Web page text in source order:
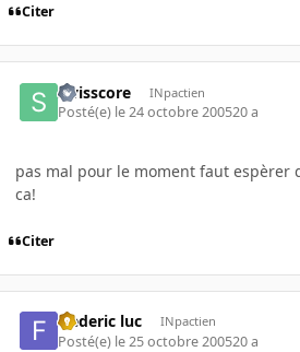
Citer
swisscore INpactien
Posté(e) le 24 octobre 200520 a
pas mal pour le moment faut espèrer
ca!
Citer
frederic luc INpactien
Posté(e) le 25 octobre 200520 a